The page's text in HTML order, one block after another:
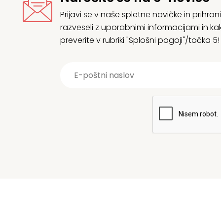
Prijavi se v naše spletne novičke in
razveseli z uporabnimi informacijami in
preverite v rubriki "Splošni pogoji"/točka 5!